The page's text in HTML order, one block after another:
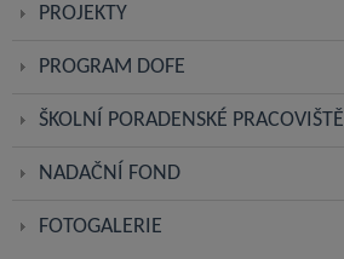
PROJEKTY
PROGRAM DOFE
ŠKOLNÍ PORADENSKÉ PRACOVIŠTĚ
NADAČNÍ FOND
FOTOGALERIE